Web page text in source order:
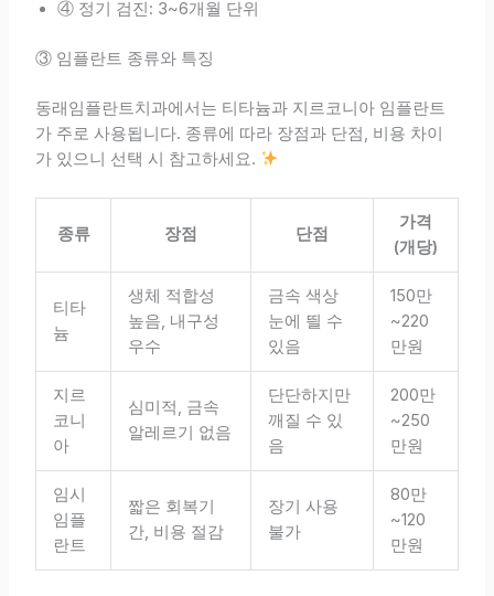
④ 정기 검진: 3~6개월 단위
③ 임플란트 종류와 특징
동래임플란트치과에서는 티타늄과 지르코니아 임플란트
가 주로 사용됩니다. 종류에 따라 장점과 단점, 비용 차이
가 있으니 선택 시 참고하세요.
종류 장점 단점
가격
(개당)
티타
늄
생체 적합성
높음, 내구성
우수
금속 색상
눈에 띌 수
있음
150만
~220
만원
지르
코니
아
심미적, 금속
알레르기 없음
단단하지만
깨질 수 있
음
200만
~250
만원
임시
임플
란트
짧은 회복기
간, 비용 절감
장기 사용
불가
80만
~120
만원